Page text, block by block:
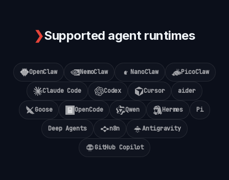
❯Supported agent runtimes
OpenClaw NemoClaw NanoClaw PicoClaw
Claude Code Codex Cursor aider
Goose OpenCode Qwen Hermes Pi
Deep Agents n8n Antigravity
GitHub Copilot